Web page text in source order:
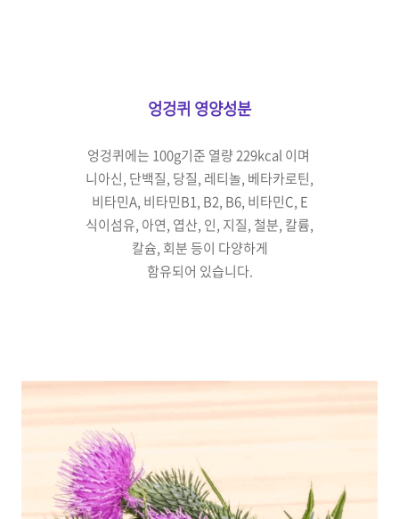
엉겅퀴 영양성분
엉겅퀴에는 100g기준 열량 229kcal 이며
니아신, 단백질, 당질, 레티놀, 베타카로틴,
비타민A, 비타민B1, B2, B6, 비타민C, E
식이섬유, 아연, 엽산, 인, 지질, 철분, 칼륨,
칼슘, 회분 등이 다양하게
함유되어 있습니다.